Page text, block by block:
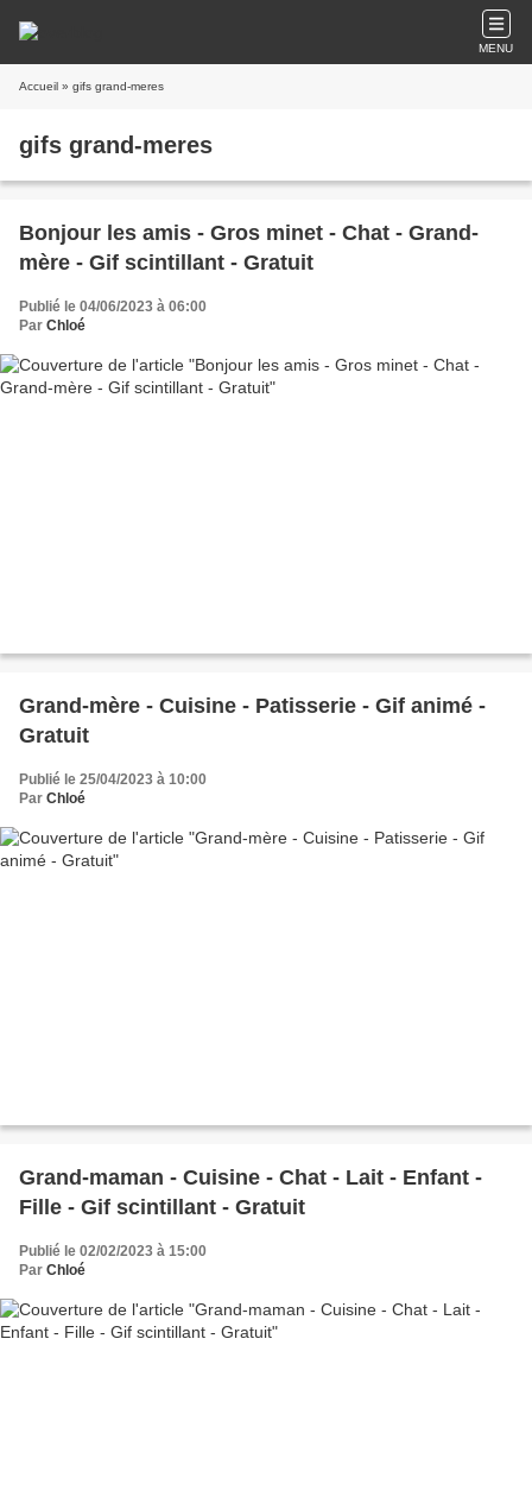
MENU
Accueil » gifs grand-meres
gifs grand-meres
Bonjour les amis - Gros minet - Chat - Grand-
mère - Gif scintillant - Gratuit
Publié le 04/06/2023 à 06:00
Par Chloé
Grand-mère - Cuisine - Patisserie - Gif animé -
Gratuit
Publié le 25/04/2023 à 10:00
Par Chloé
Grand-maman - Cuisine - Chat - Lait - Enfant -
Fille - Gif scintillant - Gratuit
Publié le 02/02/2023 à 15:00
Par Chloé